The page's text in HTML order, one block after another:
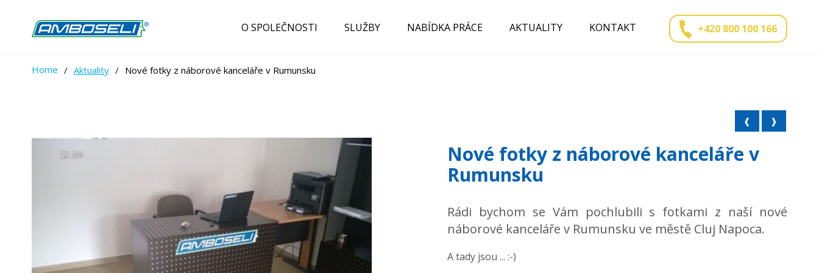
O SPOLEČNOSTI SLUŽBY NABÍDKA PRÁCE AKTUALITY KONTAKT +420 800 100 166
Home / Aktuality / Nové fotky z náborové kanceláře v Rumunsku
❰ ❱
Nové fotky z náborové kanceláře v
Rumunsku
Rádi bychom se Vám pochlubili s fotkami z naší nové
náborové kanceláře v Rumunsku ve městě Cluj Napoca.
A tady jsou ... :-)